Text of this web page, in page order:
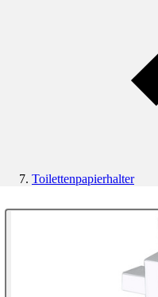
Toilettenpapierhalter